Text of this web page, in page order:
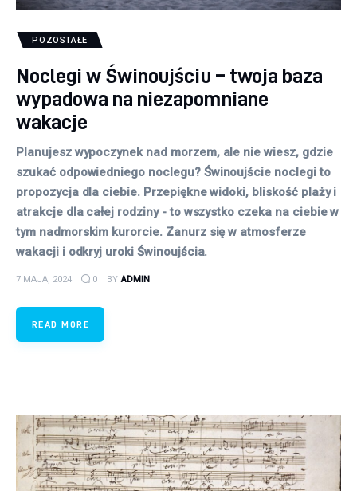
POZOSTAŁE
Noclegi w Świnoujściu – twoja baza
wypadowa na niezapomniane
wakacje
Planujesz wypoczynek nad morzem, ale nie wiesz, gdzie
szukać odpowiedniego noclegu? Świnoujście noclegi to
propozycja dla ciebie. Przepiękne widoki, bliskość plaży i
atrakcje dla całej rodziny - to wszystko czeka na ciebie w
tym nadmorskim kurorcie. Zanurz się w atmosferze
wakacji i odkryj uroki Świnoujścia.
7 MAJA, 2024 0 BY ADMIN
READ MORE